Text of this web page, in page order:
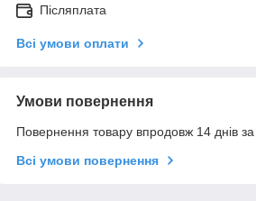
Післяплата
Всі умови оплати
Умови повернення
Повернення товару впродовж 14 днів
Всі умови повернення